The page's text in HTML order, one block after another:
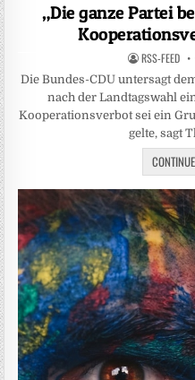
in
„Die ganze Partei
RSS-FEED
Die Bundes-CDU untersagt
nach der Landtagswahl
Kooperationsverbot sei ein
gelte, sagt